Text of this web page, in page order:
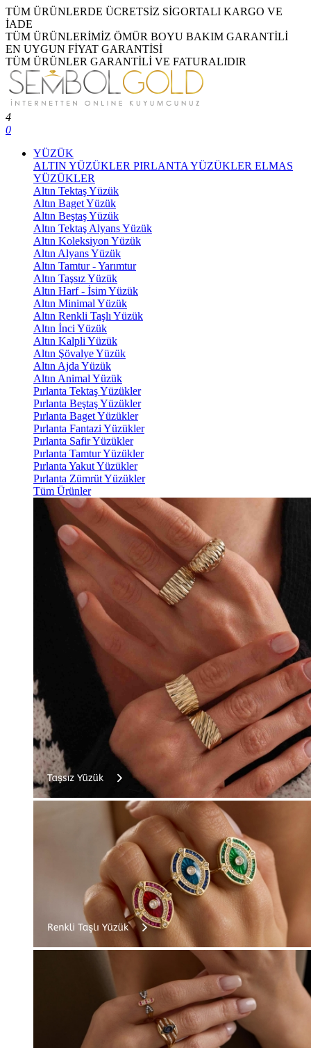
TÜM ÜRÜNLERDE ÜCRETSİZ SİGORTALI KARGO VE
İADE
TÜM ÜRÜNLERİMİZ ÖMÜR BOYU BAKIM GARANTİLİ
EN UYGUN FİYAT GARANTİSİ
TÜM ÜRÜNLER GARANTİLİ VE FATURALIDIR
4
0
YÜZÜK
ALTIN YÜZÜKLER PIRLANTA YÜZÜKLER ELMAS
YÜZÜKLER
Altın Tektaş Yüzük
Altın Baget Yüzük
Altın Beştaş Yüzük
Altın Tektaş Alyans Yüzük
Altın Koleksiyon Yüzük
Altın Alyans Yüzük
Altın Tamtur - Yarımtur
Altın Taşsız Yüzük
Altın Harf - İsim Yüzük
Altın Minimal Yüzük
Altın Renkli Taşlı Yüzük
Altın İnci Yüzük
Altın Kalpli Yüzük
Altın Şövalye Yüzük
Altın Ajda Yüzük
Altın Animal Yüzük
Pırlanta Tektaş Yüzükler
Pırlanta Beştaş Yüzükler
Pırlanta Baget Yüzükler
Pırlanta Fantazi Yüzükler
Pırlanta Safir Yüzükler
Pırlanta Tamtur Yüzükler
Pırlanta Yakut Yüzükler
Pırlanta Zümrüt Yüzükler
Tüm Ürünler